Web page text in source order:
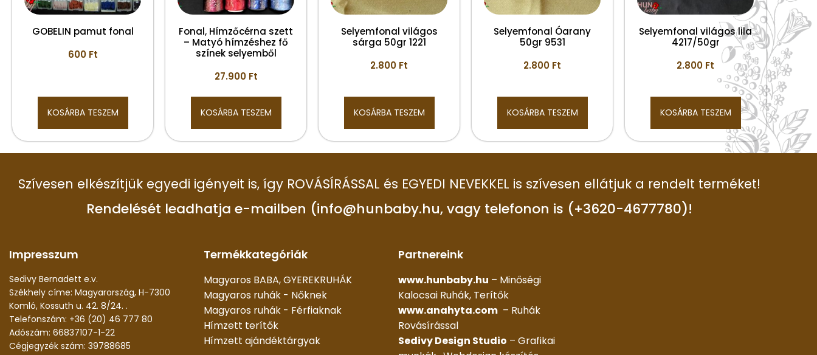
GOBELIN pamut fonal
600 Ft
KOSÁRBA TESZEM
Fonal, Hímzőcérna szett
– Matyó hímzéshez fő
színek selyemből
27.900 Ft
KOSÁRBA TESZEM
Selyemfonal világos
sárga 50gr 1221
2.800 Ft
KOSÁRBA TESZEM
Selyemfonal Óarany
50gr 9531
2.800 Ft
KOSÁRBA TESZEM
Selyemfonal világos lila
4217/50gr
2.800 Ft
KOSÁRBA TESZEM
Szívesen elkészítjük egyedi igényeit is, így ROVÁSÍRÁSSAL és EGYEDI NEVEKKEL is szívesen ellátjuk a rendelt terméket!
Rendelését leadhatja e-mailben (info@hunbaby.hu, vagy telefonon is (+3620-4677780)!
Impresszum
Sedivy Bernadett e.v.
Székhely címe: Magyarország, H-7300
Komló, Kossuth u. 42. 8/24. .
Telefonszám: +36 (20) 46 777 80
Adószám: 66837107-1-22
Cégjegyzék szám: 39788685
Termékkategóriák
Magyaros BABA, GYEREKRUHÁK
Magyaros ruhák - Nőknek
Magyaros ruhák - Férfiaknak
Hímzett terítők
Hímzett ajándéktárgyak
Partnereink
www.hunbaby.hu – Minőségi
Kalocsai Ruhák, Terítők
www.anahyta.com – Ruhák
Rovásírással
Sedivy Design Studio – Grafikai